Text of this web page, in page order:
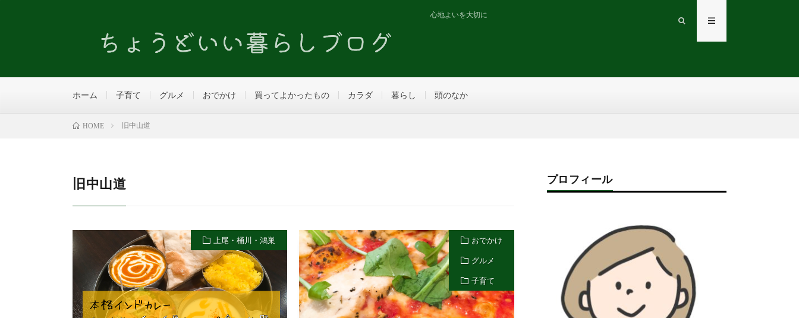
心地よいを大切に
ホーム 子育て グルメ おでかけ 買ってよかったもの カラダ 暮らし 頭のなか
HOME 旧中山道
旧中山道
上尾・桶川・鴻巣 おでかけ
グルメ
子育て
プロフィール